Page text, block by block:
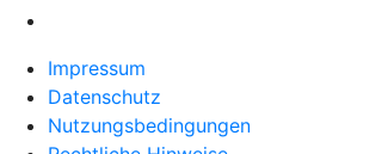
Impressum
Datenschutz
Nutzungsbedingungen